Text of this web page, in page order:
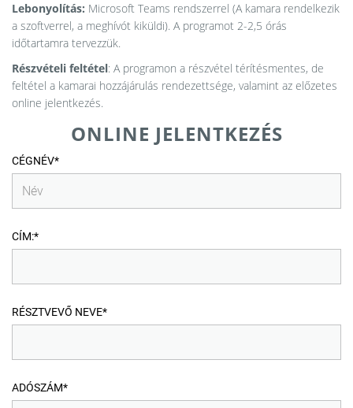
Lebonyolítás: Microsoft Teams rendszerrel (A kamara rendelkezik
a szoftverrel, a meghívót kiküldi). A programot 2-2,5 órás
időtartamra tervezzük.
Részvételi feltétel: A programon a részvétel térítésmentes, de
feltétel a kamarai hozzájárulás rendezettsége, valamint az előzetes
online jelentkezés.
ONLINE JELENTKEZÉS
CÉGNÉV*
CÍM:*
RÉSZTVEVŐ NEVE*
ADÓSZÁM*